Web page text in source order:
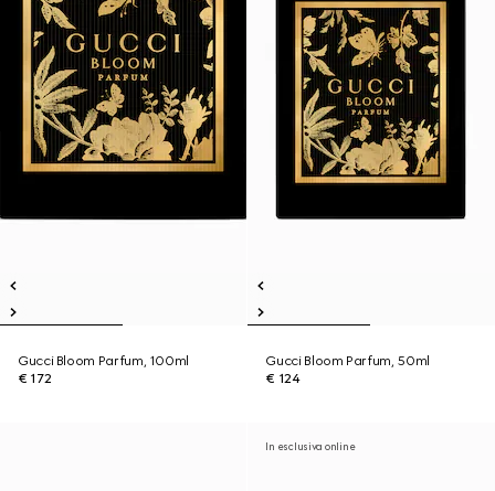
Gucci Bloom Parfum, 100ml
€ 172
Gucci Bloom Parfum, 50ml
€ 124
In esclusiva online